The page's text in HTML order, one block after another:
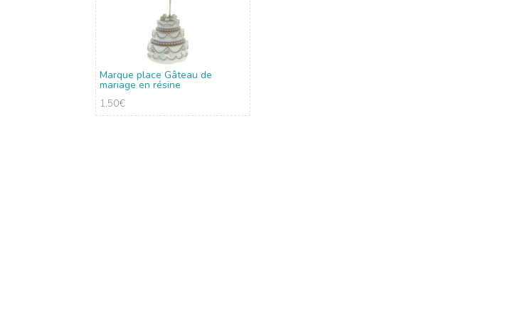
Marque place Gâteau de
mariage en résine
1.50€